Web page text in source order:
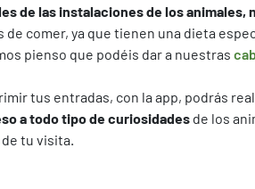
de las instalaciones de los animales,
de comer, ya que tienen una dieta
pienso que podéis dar a nuestras
tus entradas, con la app, podrás
a todo tipo de curiosidades de los
tu visita.